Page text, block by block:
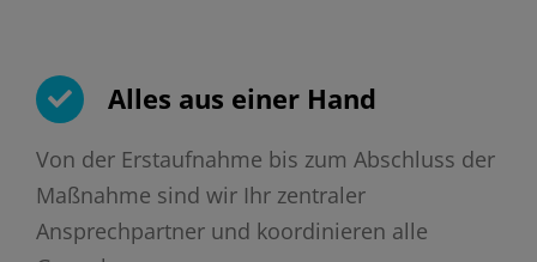
Alles aus einer Hand
Von der Erstaufnahme bis zum Abschluss der
Maßnahme sind wir Ihr zentraler
Ansprechpartner und koordinieren alle